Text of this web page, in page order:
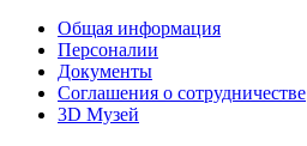
Общая информация
Персоналии
Документы
Соглашения о сотрудничестве
3D Музей